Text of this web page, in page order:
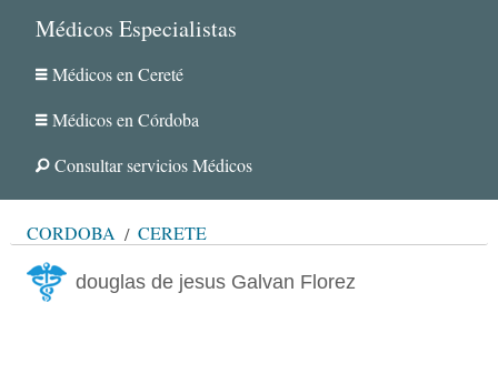
Médicos Especialistas
Médicos en Cereté
Médicos en Córdoba
Consultar servicios Médicos
CÓRDOBA CERETÉ
douglas de jesus Galvan Florez